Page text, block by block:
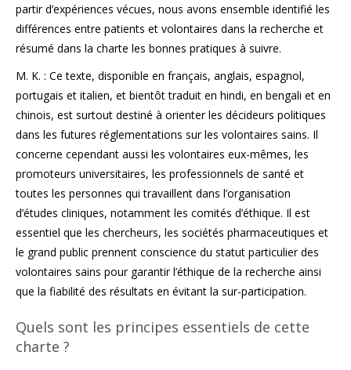
partir d’expériences vécues, nous avons ensemble identifié les
différences entre patients et volontaires dans la recherche et
résumé dans la charte les bonnes pratiques à suivre.
M. K. : Ce texte, disponible en français, anglais, espagnol,
portugais et italien, et bientôt traduit en hindi, en bengali et en
chinois, est surtout destiné à orienter les décideurs politiques
dans les futures réglementations sur les volontaires sains. Il
concerne cependant aussi les volontaires eux-mêmes, les
promoteurs universitaires, les professionnels de santé et
toutes les personnes qui travaillent dans l’organisation
d’études cliniques, notamment les comités d’éthique. Il est
essentiel que les chercheurs, les sociétés pharmaceutiques et
le grand public prennent conscience du statut particulier des
volontaires sains pour garantir l’éthique de la recherche ainsi
que la fiabilité des résultats en évitant la sur-participation.
Quels sont les principes essentiels de cette
charte ?